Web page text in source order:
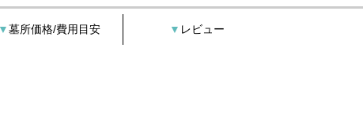
墓所価格/費用目安 レビュー